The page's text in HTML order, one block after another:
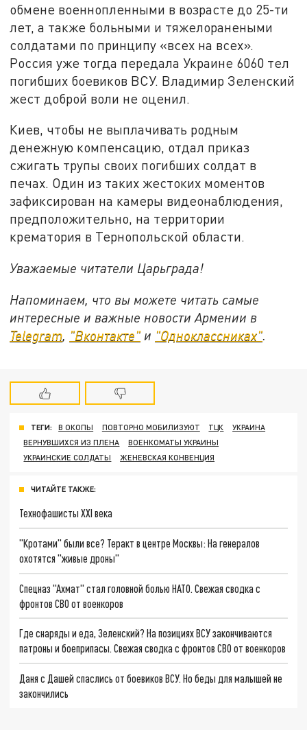
обмене военнопленными в возрасте до 25-ти
лет, а также больными и тяжелоранеными
солдатами по принципу «всех на всех».
Россия уже тогда передала Украине 6060 тел
погибших боевиков ВСУ. Владимир Зеленский
жест доброй воли не оценил.
Киев, чтобы не выплачивать родным
денежную компенсацию, отдал приказ
сжигать трупы своих погибших солдат в
печах. Один из таких жестоких моментов
зафиксирован на камеры видеонаблюдения,
предположительно, на территории
крематория в Тернопольской области.
Уважаемые читатели Царьграда!
Напоминаем, что вы можете читать самые
интересные и важные новости Армении в
Telegram, "Вконтакте" и "Одноклассниках".
ТЕГИ: В ОКОПЫ ПОВТОРНО МОБИЛИЗУЮТ ТЦК
УКРАИНА
ВЕРНУВШИХСЯ ИЗ ПЛЕНА
ВОЕНКОМАТЫ УКРАИНЫ
УКРАИНСКИЕ СОЛДАТЫ
ЖЕНЕВСКАЯ КОНВЕНЦИЯ
ЧИТАЙТЕ ТАКЖЕ:
Технофашисты XXI века
"Кротами" были все? Теракт в центре Москвы: На генералов
охотятся "живые дроны"
Спецназ "Ахмат" стал головной болью НАТО. Свежая сводка с
фронтов СВО от военкоров
Где снаряды и еда, Зеленский? На позициях ВСУ закончиваются
патроны и боеприпасы. Свежая сводка с фронтов СВО от военкоров
Даня с Дашей спаслись от боевиков ВСУ. Но беды для малышей не
закончились